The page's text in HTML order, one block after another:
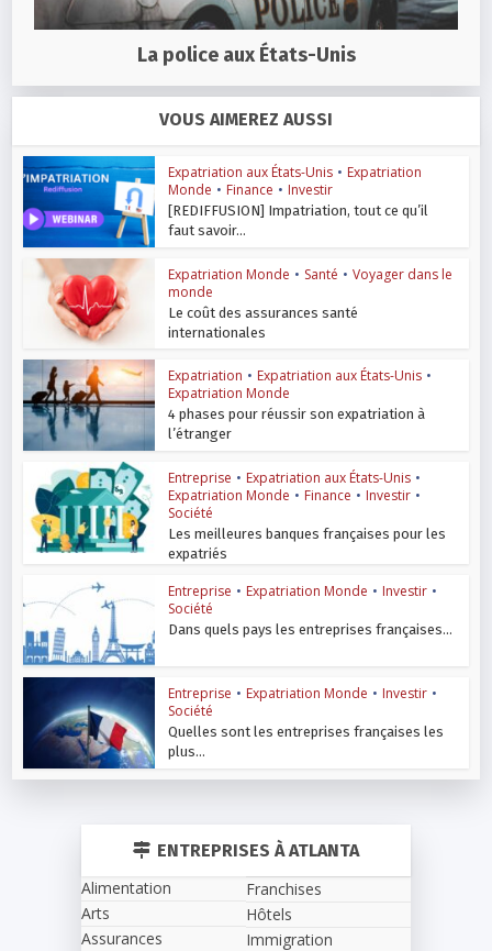
La police aux États-Unis
VOUS AIMEREZ AUSSI
Expatriation aux États-Unis • Expatriation
Monde • Finance • Investir
[REDIFFUSION] Impatriation, tout ce qu’il
faut savoir...
Expatriation Monde • Santé • Voyager dans le
monde
Le coût des assurances santé
internationales
Expatriation • Expatriation aux États-Unis •
Expatriation Monde
4 phases pour réussir son expatriation à
l’étranger
Entreprise • Expatriation aux États-Unis •
Expatriation Monde • Finance • Investir •
Société
Les meilleures banques françaises pour les
expatriés
Entreprise • Expatriation Monde • Investir •
Société
Dans quels pays les entreprises françaises...
Entreprise • Expatriation Monde • Investir •
Société
Quelles sont les entreprises françaises les
plus...
ENTREPRISES À ATLANTA
Alimentation
Arts
Assurances
Franchises
Hôtels
Immigration